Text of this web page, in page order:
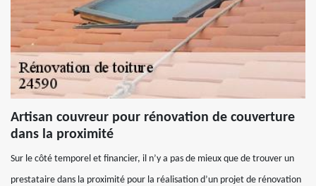
Artisan couvreur pour rénovation de couverture
dans la proximité
Sur le côté temporel et financier, il n’y a pas de mieux que de trouver un
prestataire dans la proximité pour la réalisation d’un projet de rénovation